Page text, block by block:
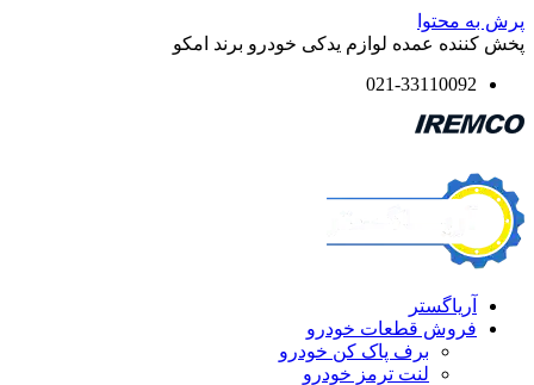
پرش به محتوا
پخش کننده عمده لوازم یدکی خودرو برند امکو
021-33110092
آریاگستر
فروش قطعات خودرو
برف پاک کن خودرو
لنت ترمز خودرو